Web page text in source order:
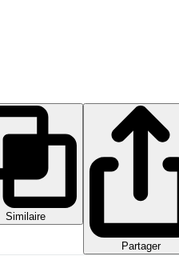
Similaire
Partager